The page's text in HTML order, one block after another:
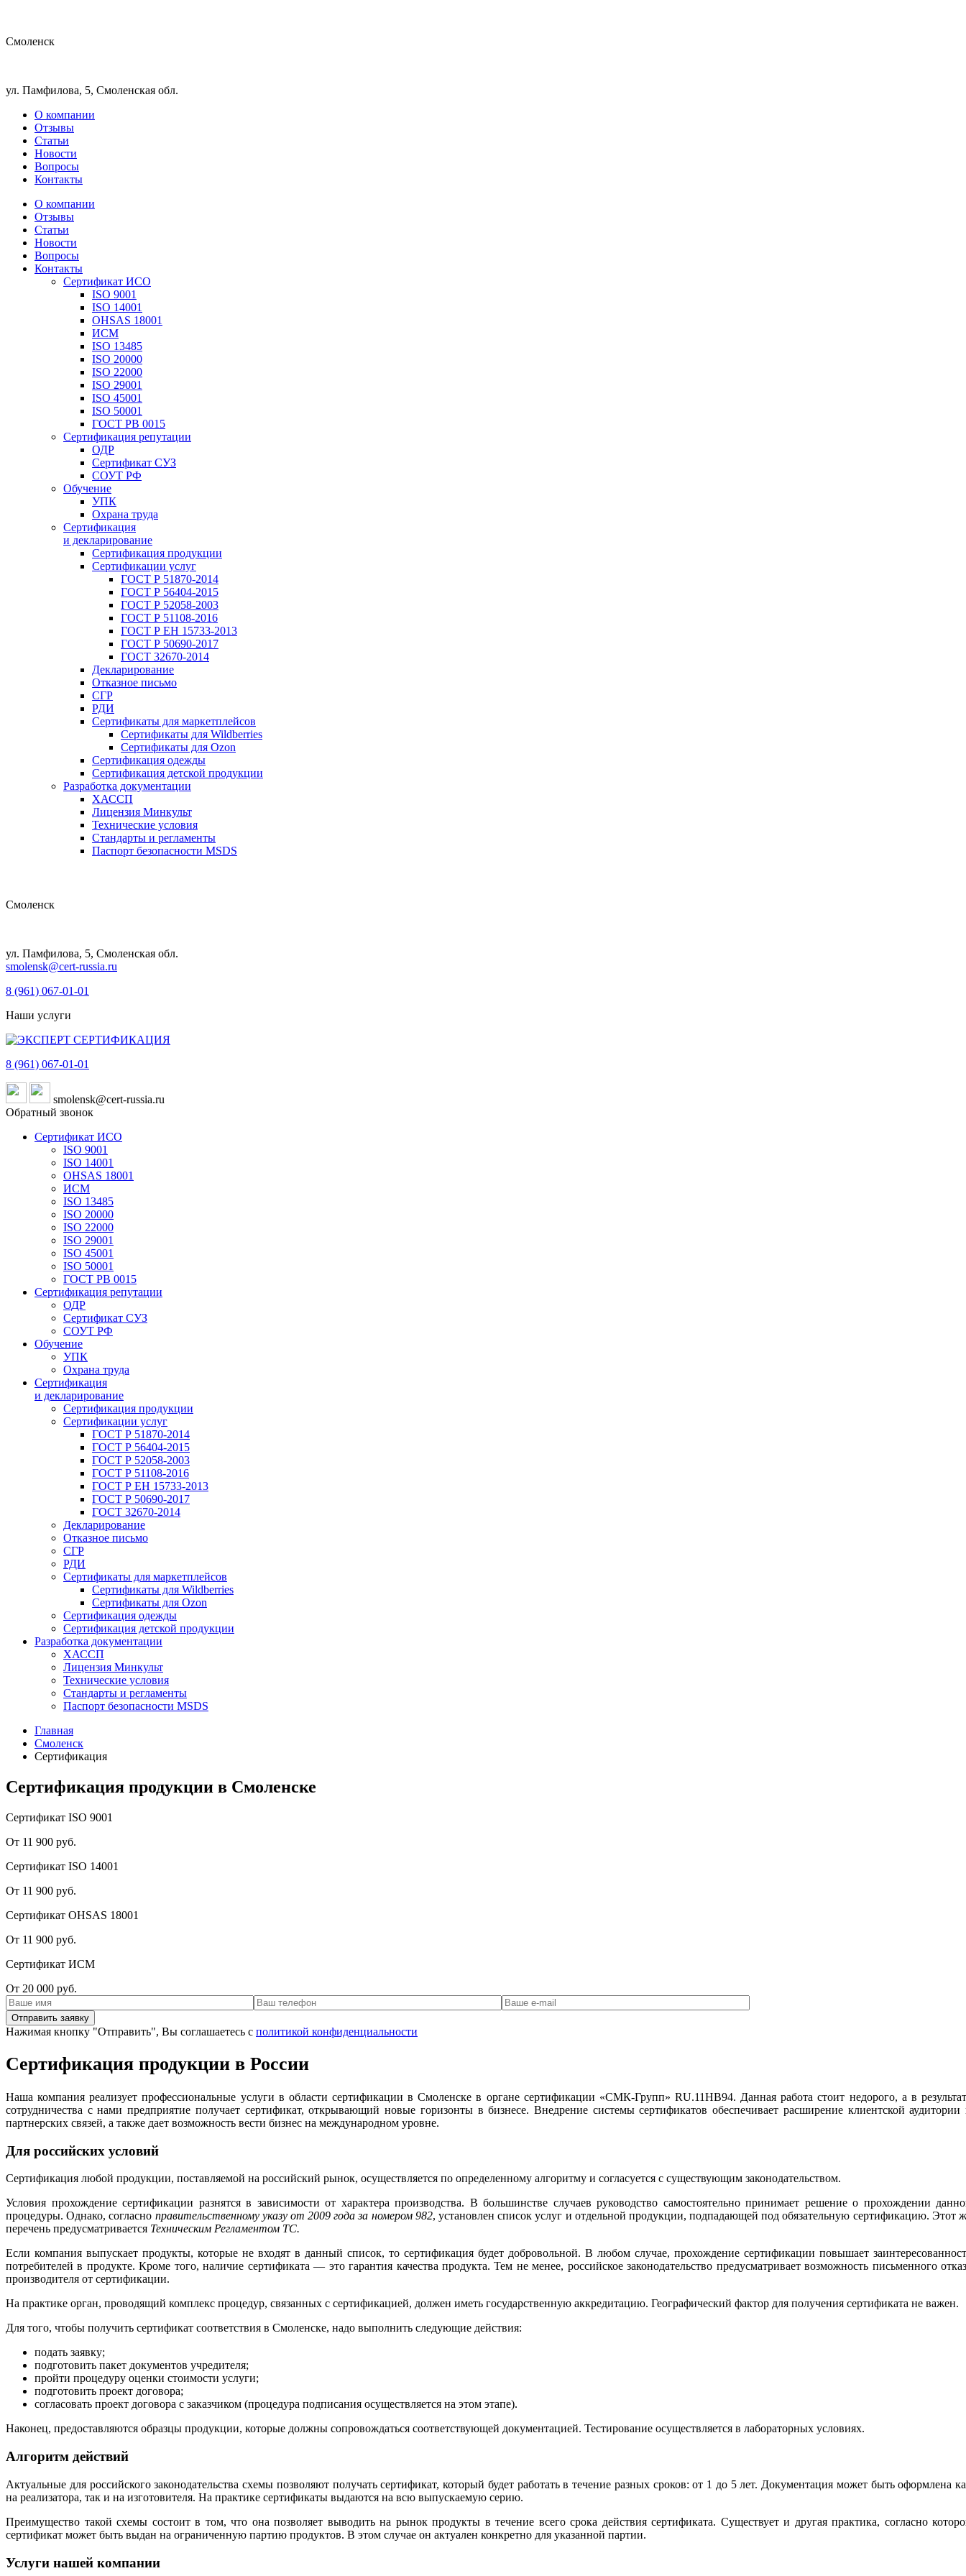
Смоленск
ул. Памфилова, 5, Смоленская обл.
О компании
Отзывы
Статьи
Новости
Вопросы
Контакты
О компании
Отзывы
Статьи
Новости
Вопросы
Контакты
Сертификат ИСО
ISO 9001
ISO 14001
OHSAS 18001
ИСМ
ISO 13485
ISO 20000
ISO 22000
ISO 29001
ISO 45001
ISO 50001
ГОСТ РВ 0015
Сертификация репутации
ОДР
Сертификат СУЗ
СОУТ РФ
Обучение
УПК
Охрана труда
Сертификация
и декларирование
Сертификация продукции
Сертификации услуг
ГОСТ Р 51870-2014
ГОСТ Р 56404-2015
ГОСТ Р 52058-2003
ГОСТ Р 51108-2016
ГОСТ Р ЕН 15733-2013
ГОСТ Р 50690-2017
ГОСТ 32670-2014
Декларирование
Отказное письмо
СГР
РДИ
Сертификаты для маркетплейсов
Сертификаты для Wildberries
Сертификаты для Ozon
Сертификация одежды
Сертификация детской продукции
Разработка документации
ХАССП
Лицензия Минкульт
Технические условия
Стандарты и регламенты
Паспорт безопасности MSDS
Смоленск
ул. Памфилова, 5, Смоленская обл.
smolensk@cert-russia.ru
8 (961) 067-01-01
Наши услуги
8 (961) 067-01-01
smolensk@cert-russia.ru
Обратный звонок
Сертификат ИСО
ISO 9001
ISO 14001
OHSAS 18001
ИСМ
ISO 13485
ISO 20000
ISO 22000
ISO 29001
ISO 45001
ISO 50001
ГОСТ РВ 0015
Сертификация репутации
ОДР
Сертификат СУЗ
СОУТ РФ
Обучение
УПК
Охрана труда
Сертификация
и декларирование
Сертификация продукции
Сертификации услуг
ГОСТ Р 51870-2014
ГОСТ Р 56404-2015
ГОСТ Р 52058-2003
ГОСТ Р 51108-2016
ГОСТ Р ЕН 15733-2013
ГОСТ Р 50690-2017
ГОСТ 32670-2014
Декларирование
Отказное письмо
СГР
РДИ
Сертификаты для маркетплейсов
Сертификаты для Wildberries
Сертификаты для Ozon
Сертификация одежды
Сертификация детской продукции
Разработка документации
ХАССП
Лицензия Минкульт
Технические условия
Стандарты и регламенты
Паспорт безопасности MSDS
Главная
Смоленск
Сертификация
Сертификация продукции в Смоленске
Сертификат ISO 9001
От 11 900 руб.
Сертификат ISO 14001
От 11 900 руб.
Сертификат OHSAS 18001
От 11 900 руб.
Сертификат ИСМ
От 20 000 руб.
Нажимая кнопку "Отправить", Вы соглашаетесь с политикой конфиденциальности
Сертификация продукции в России
Наша компания реализует профессиональные услуги в области сертификации в Смоленске в органе сертификации «СМК-Групп» RU.11НВ94. Данная работа стоит недорого, а в
сотрудничества с нами предприятие получает сертификат, открывающий новые горизонты в бизнесе. Внедрение системы сертификатов обеспечивает расширение клиентской аудитории
партнерских связей, а также дает возможность вести бизнес на международном уровне.
Для российских условий
Сертификация любой продукции, поставляемой на российский рынок, осуществляется по определенному алгоритму и согласуется с существующим законодательством.
Условия прохождение сертификации разнятся в зависимости от характера производства. В большинстве случаев руководство самостоятельно принимает решение о прохождении
процедуры. Однако, согласно правительственному указу от 2009 года за номером 982, установлен список услуг и отдельной продукции, подпадающей под обязательную сертификацию. Этот
перечень предусматривается Техническим Регламентом ТС.
Если компания выпускает продукты, которые не входят в данный список, то сертификация будет добровольной. В любом случае, прохождение сертификации повышает
потребителей в продукте. Кроме того, наличие сертификата — это гарантия качества продукта. Тем не менее, российское законодательство предусматривает возможность письменного
производителя от сертификации.
На практике орган, проводящий комплекс процедур, связанных с сертификацией, должен иметь государственную аккредитацию. Географический фактор для получения сертификата не важен.
Для того, чтобы получить сертификат соответствия в Смоленске, надо выполнить следующие действия:
подать заявку;
подготовить пакет документов учредителя;
пройти процедуру оценки стоимости услуги;
подготовить проект договора;
согласовать проект договора с заказчиком (процедура подписания осуществляется на этом этапе).
Наконец, предоставляются образцы продукции, которые должны сопровождаться соответствующей документацией. Тестирование осуществляется в лабораторных условиях.
Алгоритм действий
Актуальные для российского законодательства схемы позволяют получать сертификат, который будет работать в течение разных сроков: от 1 до 5 лет. Документация может быть оформлена
на реализатора, так и на изготовителя. На практике сертификаты выдаются на всю выпускаемую серию.
Преимущество такой схемы состоит в том, что она позволяет выводить на рынок продукты в течение всего срока действия сертификата. Существует и другая практика, согласно
сертификат может быть выдан на ограниченную партию продуктов. В этом случае он актуален конкретно для указанной партии.
Услуги нашей компании